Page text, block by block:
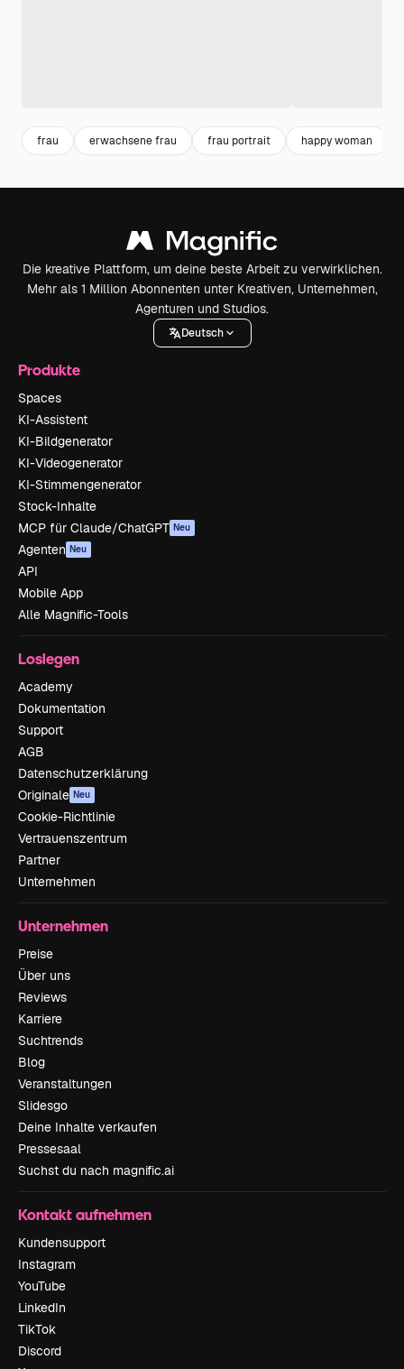
frau erwachsene frau frau portrait happy woman
Die kreative Plattform, um deine beste Arbeit zu verwirklichen.
Mehr als 1 Million Abonnenten unter Kreativen, Unternehmen,
Agenturen und Studios.
Deutsch
Produkte
Spaces
KI-Assistent
KI-Bildgenerator
KI-Videogenerator
KI-Stimmengenerator
Stock-Inhalte
MCP für Claude/ChatGPT Neu
Agenten Neu
API
Mobile App
Alle Magnific-Tools
Loslegen
Academy
Dokumentation
Support
AGB
Datenschutzerklärung
Originale Neu
Cookie-Richtlinie
Vertrauenszentrum
Partner
Unternehmen
Unternehmen
Preise
Über uns
Reviews
Karriere
Suchtrends
Blog
Veranstaltungen
Slidesgo
Deine Inhalte verkaufen
Pressesaal
Suchst du nach magnific.ai
Kontakt aufnehmen
Kundensupport
Instagram
YouTube
LinkedIn
TikTok
Discord